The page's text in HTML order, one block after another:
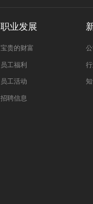
职业发展
宝贵的财富
员工福利
员工活动
招聘信息